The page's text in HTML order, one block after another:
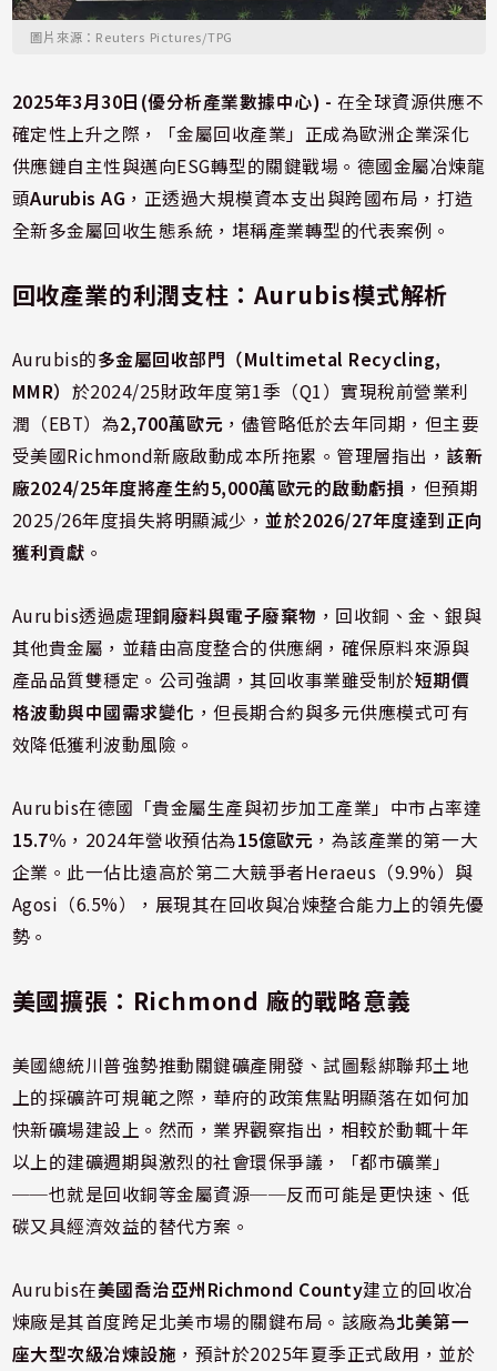
圖片來源：Reuters Pictures/TPG
2025年3月30日(優分析產業數據中心) - 在全球資源供應不
確定性上升之際，「金屬回收產業」正成為歐洲企業深化
供應鏈自主性與邁向ESG轉型的關鍵戰場。德國金屬冶煉龍
頭Aurubis AG ，正透過大規模資本支出與跨國布局，打造
全新多金屬回收生態系統，堪稱產業轉型的代表案例。
回收產業的利潤支柱：Aurubis模式解析
Aurubis的多金屬回收部門（Multimetal Recycling,
MMR） 於2024/25財政年度第1季（Q1）實現稅前營業利
潤（EBT）為2,700萬歐元 ，儘管略低於去年同期，但主要
受美國Richmond新廠啟動成本所拖累。管理層指出， 該新
廠2024/25年度將產生約5,000萬歐元的啟動虧損 ，但預期
2025/26年度損失將明顯減少， 並於2026/27年度達到正向
獲利貢獻 。
Aurubis透過處理銅廢料與電子廢棄物 ，回收銅、金、銀與
其他貴金屬，並藉由高度整合的供應網，確保原料來源與
產品品質雙穩定。公司強調，其回收事業雖受制於短期價
格波動與中國需求變化 ，但長期合約與多元供應模式可有
效降低獲利波動風險。
Aurubis在德國「貴金屬生產與初步加工產業」中市占率達
15.7% ，2024年營收預估為15億歐元 ，為該產業的第一大
企業。此一佔比遠高於第二大競爭者Heraeus（9.9%）與
Agosi（6.5%），展現其在回收與冶煉整合能力上的領先優
勢。
美國擴張：Richmond 廠的戰略意義
美國總統川普強勢推動關鍵礦產開發、試圖鬆綁聯邦土地
上的採礦許可規範之際，華府的政策焦點明顯落在如何加
快新礦場建設上。然而，業界觀察指出，相較於動輒十年
以上的建礦週期與激烈的社會環保爭議，「都市礦業」
──也就是回收銅等金屬資源──反而可能是更快速、低
碳又具經濟效益的替代方案。
Aurubis在美國喬治亞州Richmond County建立的回收冶
煉廠是其首度跨足北美市場的關鍵布局。該廠為北美第一
座大型次級冶煉設施 ，預計於2025年夏季正式啟用，並於